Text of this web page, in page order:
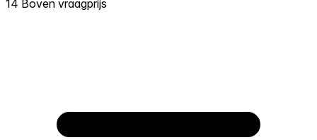
14 Boven vraagprijs